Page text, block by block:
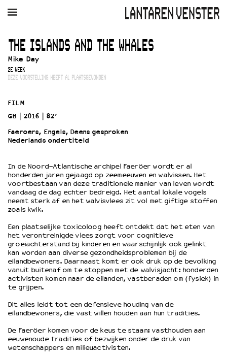
AGENDA FILM MUZIEK RESTAURANT VERHUUR
Winkelmandje
Openingstijden & contact
Bereikbaarheid
EDUCATIE
Schoolvoorstellingen
Filmprogramma’s Primair Onderwijs
Filmprogramma’s VO/MBO
OVER LANTARENVENSTER
Wat we doen
Werken bij
Wie is wie
Word vriend
Historie
Partners
Huisregels
Privacyverklaring
THE ISLANDS AND THE WHALES
Mike Day
2E WEEK
DEZE VOORSTELLING HEEFT AL PLAATSGEVONDEN
FILM
GB
2016
82’
Faeroers, Engels, Deens gesproken
Nederlands ondertiteld
In de Noord-Atlantische archipel Faeröer wordt er al
honderden jaren gejaagd op zeemeeuwen en walvissen. Het
voortbestaan van deze traditionele manier van leven wordt
vandaag de dag echter bedreigd. Het aantal lokale vogels
neemt sterk af en het walvisvlees zit vol met giftige stoffen
zoals kwik.
Een plaatselijke toxicoloog heeft ontdekt dat het eten van
het verontreinigde vlees zorgt voor cognitieve
groeiachterstand bij kinderen en waarschijnlijk ook gelinkt
kan worden aan diverse gezondheidsproblemen bij de
eilandbewoners. Daarnaast komt er ook druk op de bevolking
vanuit buitenaf om te stoppen met de walvisjacht: honderden
activisten komen naar de eilanden, vastberaden om (fysiek) in
te grijpen.
Dit alles leidt tot een defensieve houding van de
eilandbewoners, die vast willen houden aan hun tradities.
De Faeröer komen voor de keus te staan: vasthouden aan
eeuwenoude tradities of bezwijken onder de druk van
wetenschappers en milieuactivisten.